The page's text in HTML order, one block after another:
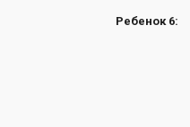
Ребенок 6:
Ведь